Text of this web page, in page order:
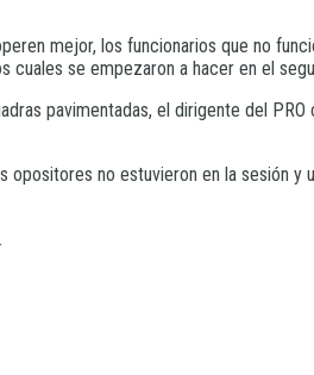
mejor, los funcionarios que no
se empezaron a hacer en el
pavimentadas, el dirigente del PRO
no estuvieron en la sesión y